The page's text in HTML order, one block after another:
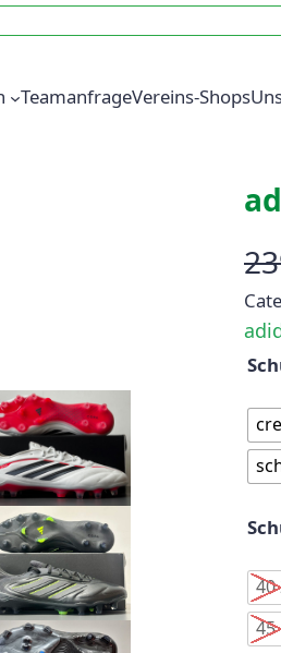
TeamanfrageVereins-Shops
40
45